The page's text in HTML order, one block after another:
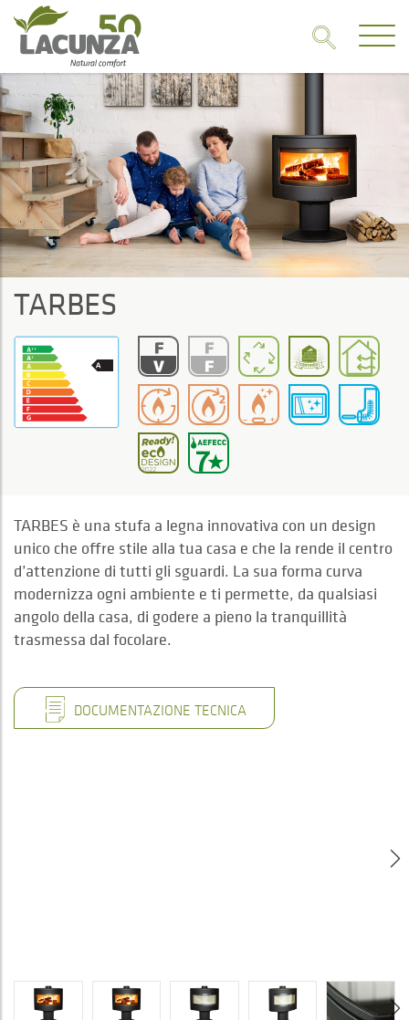
TARBES
TARBES è una stufa a legna innovativa con un design
unico che offre stile alla tua casa e che la rende il centro
d’attenzione di tutti gli sguardi. La sua forma curva
modernizza ogni ambiente e ti permette, da qualsiasi
angolo della casa, di godere a pieno la tranquillità
trasmessa dal focolare.
DOCUMENTAZIONE TECNICA